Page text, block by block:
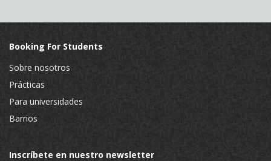
Booking For Students
Sobre nosotros
Prácticas
Para universidades
Barrios
Inscríbete en nuestro newsletter